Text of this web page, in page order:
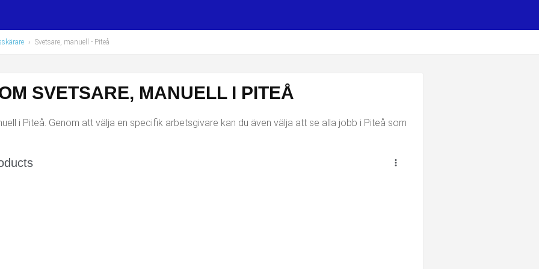
› Svetsare, manuell - Piteå
SVETSARE, MANUELL I PITEÅ
i Piteå. Genom att välja en specifik arbetsgivare kan du även välja att se alla jobb i Piteå som